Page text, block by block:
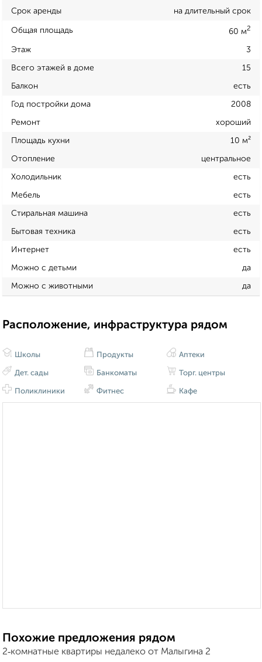
Срок аренды на длительный срок
Общая площадь 60 м2
Этаж 3
Всего этажей в доме 15
Балкон есть
Год постройки дома 2008
Ремонт хороший
Площадь кухни 10 м²
Отопление центральное
Холодильник есть
Мебель есть
Стиральная машина есть
Бытовая техника есть
Интернет есть
Можно с детьми да
Можно с животными да
Расположение, инфраструктура рядом
Школы
Дет. сады
Поликлиники
Продукты
Банкоматы
Фитнес
Аптеки
Торг. центры
Кафе
Похожие предложения рядом
2‑комнатные квартиры недалеко от Малыгина 2